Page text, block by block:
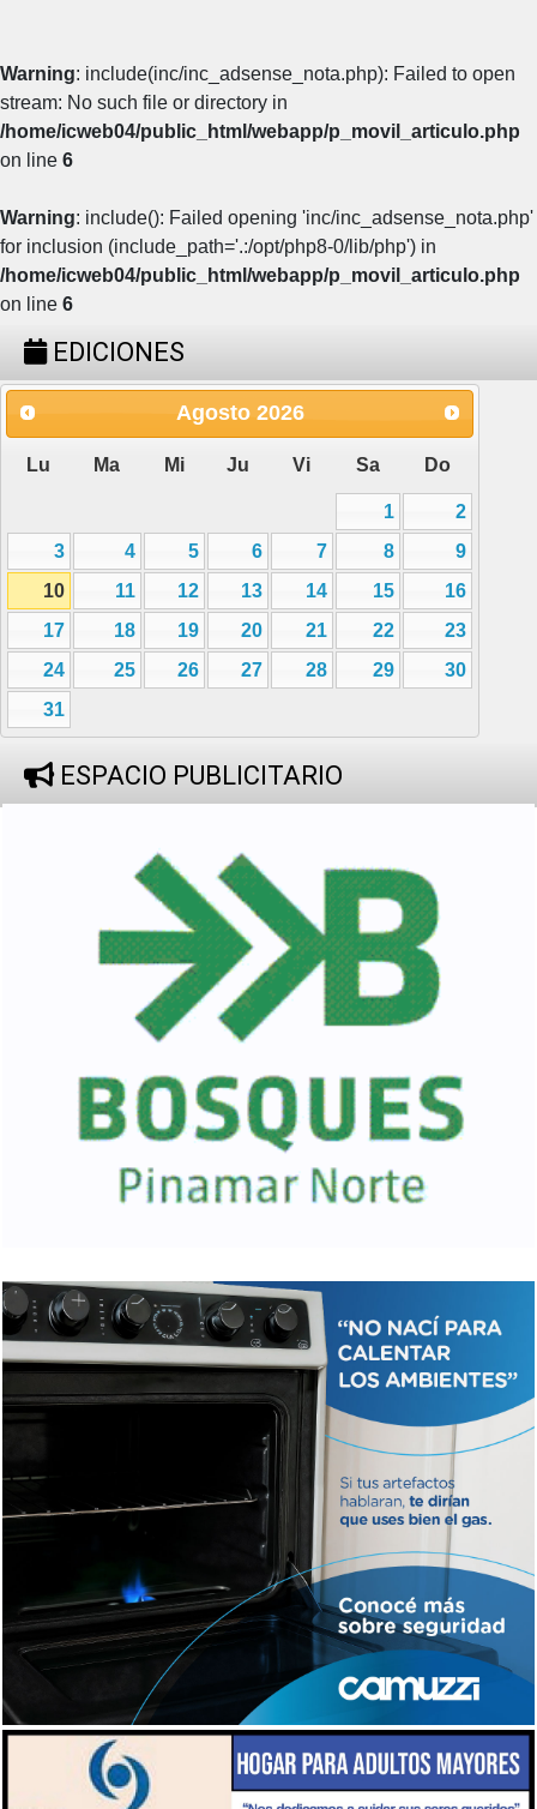
Warning: include(inc/inc_adsense_nota.php): Failed to open
stream: No such file or directory in
/home/icweb04/public_html/webapp/p_movil_articulo.php
on line 6
Warning: include(): Failed opening 'inc/inc_adsense_nota.php'
for inclusion (include_path='.:/opt/php8-0/lib/php') in
/home/icweb04/public_html/webapp/p_movil_articulo.php
on line 6
EDICIONES
Agosto 2026
Lu Ma Mi Ju Vi Sa Do
1
2
3
4 5 6 7 8
9
10
11 12 13 14 15
16
17
18 19 20 21 22
23
24
25 26 27 28 29
30
31
ESPACIO PUBLICITARIO